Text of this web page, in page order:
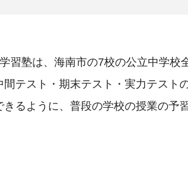
習塾は、海南市の7校の公立中学校
テスト・期末テスト・実力テスト
るように、普段の学校の授業の予